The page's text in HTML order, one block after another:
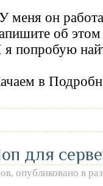
меня он
об
попробую
в
для
опубликовано в